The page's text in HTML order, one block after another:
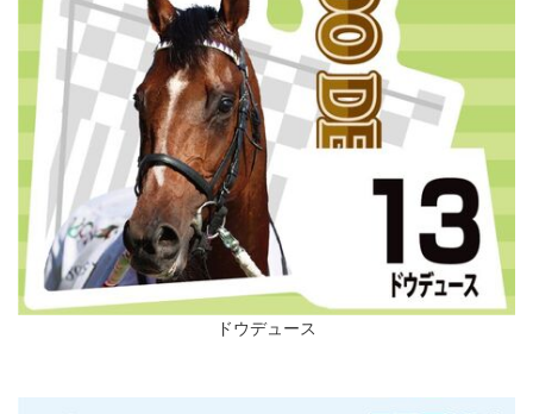
ドウデュース